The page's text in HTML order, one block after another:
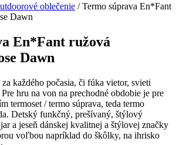
oblečenie / Termo súprava En*Fant
Dawn
En*Fant ružová
Dawn
každého počasia, či fúka vietor, svieti
hru na von na prechodné obdobie je pre
termoset / termo súprava, teda termo
Detský funkčný, prešívaný, štýlový
a jeseň dánskej kvalitnej a štýlovej značky
voľbou napríklad do škôlky, na ihrisko